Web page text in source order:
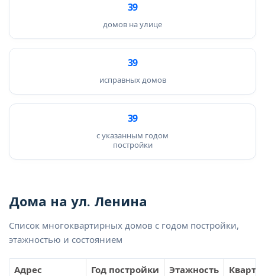
39
домов на улице
39
исправных домов
39
с указанным годом
постройки
Дома на ул. Ленина
Список многоквартирных домов с годом постройки,
этажностью и состоянием
Адрес Год постройки Этажность